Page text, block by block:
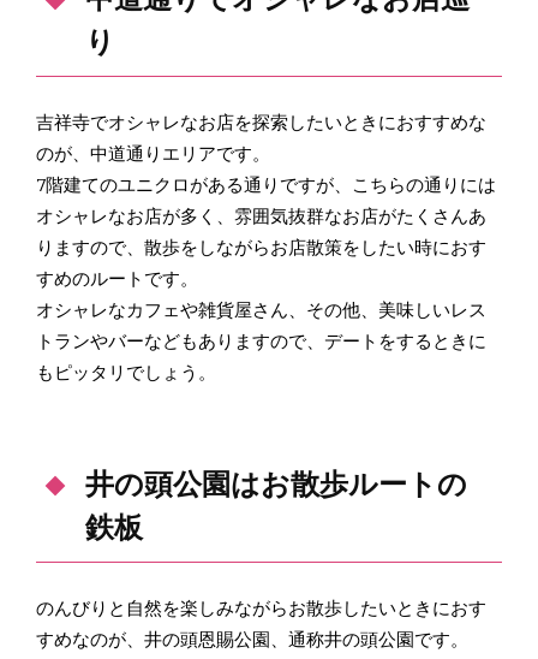
り
吉祥寺でオシャレなお店を探索したいときにおすすめな
のが、中道通りエリアです。
7階建てのユニクロがある通りですが、こちらの通りには
オシャレなお店が多く、雰囲気抜群なお店がたくさんあ
りますので、散歩をしながらお店散策をしたい時におす
すめのルートです。
オシャレなカフェや雑貨屋さん、その他、美味しいレス
トランやバーなどもありますので、デートをするときに
もピッタリでしょう。
井の頭公園はお散歩ルートの
鉄板
のんびりと自然を楽しみながらお散歩したいときにおす
すめなのが、井の頭恩賜公園、通称井の頭公園です。